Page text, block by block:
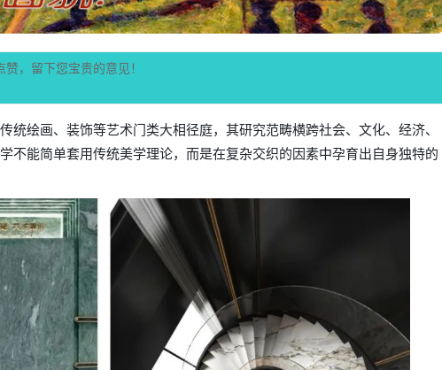
，留下您宝贵的意见！
统绘画、装饰等艺术门类大相径庭，其研究范畴横跨社会、文化、经济、
不能简单套用传统美学理论，而是在复杂交织的因素中孕育出自身独特的